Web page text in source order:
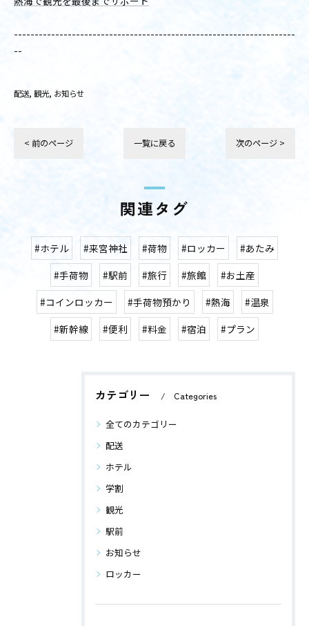
--------------------------------------------------------------------
--
配送 観光 お知らせ
< 前のページ 一覧に戻る 次のページ >
関連タグ
#ホテル #来宮神社 #荷物 #ロッカー
#あたみ
#手荷物
#駅前 #旅行 #旅館
#お土産
#コインロッカー
#手荷物預かり #熱海
#温泉
#新幹線
#便利 #料金 #宿泊 #プラン
カテゴリー Categories
全てのカテゴリー
配送
ホテル
学割
観光
駅前
お知らせ
ロッカー